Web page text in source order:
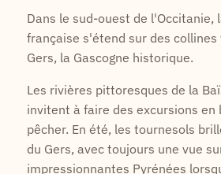
Dans le sud-ouest de l'Occitanie,
française s'étend sur des collines
Gers, la Gascogne historique.
Les rivières pittoresques de la
invitent à faire des excursions en
pêcher. En été, les tournesols
du Gers, avec toujours une vue
impressionnantes Pyrénées